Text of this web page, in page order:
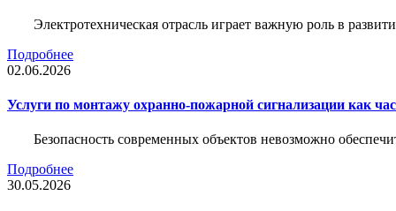
Электротехническая отрасль играет важную роль в
Подробнее
02.06.2026
Услуги по монтажу охранно-пожарной сигнализации как
Безопасность современных объектов невозможно
Подробнее
30.05.2026